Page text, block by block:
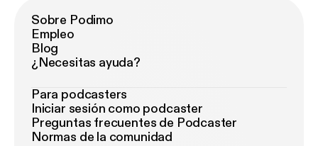
Sobre Podimo
Empleo
Blog
¿Necesitas ayuda?
Para podcasters
Iniciar sesión como podcaster
Preguntas frecuentes de Podcaster
Normas de la comunidad